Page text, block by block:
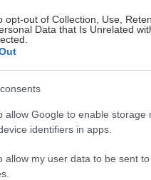
opt-out of Collection, Use,
Data that Is Unrelated
allow Google to enable
identifiers in apps.
allow my user data to be sent
befintliga
fram till att det är dags
mig, inte bara när
mig oftare, speciellt i
kommer ställa upp för
styrelseår meddelade
med kommande